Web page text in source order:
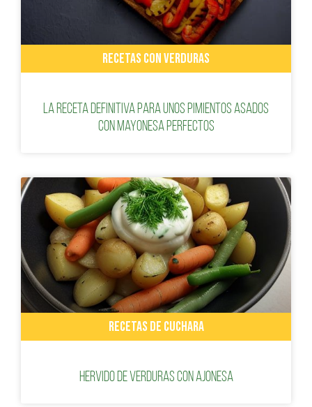
RECETAS CON VERDURAS
La receta definitiva para unos pimientos asados
con mayonesa perfectos
RECETAS DE CUCHARA
Hervido de verduras con Ajonesa